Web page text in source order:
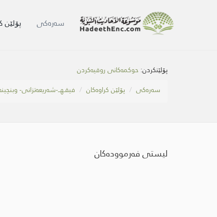
سه‌ره‌كی پۆلێن
پۆلێنکردن: حوکمەکانی روقیەکردن
سه‌ره‌كی
پۆلێن کراوەکان فیقـهــ-شەریعەتزانی-
لیستی فەرموودەکان